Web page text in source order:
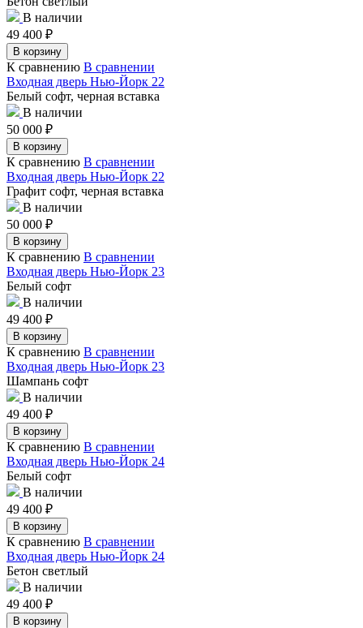
В наличии
49 400 ₽
В корзину
К сравнению В сравнении
Входная дверь Нью-Йорк 22
Белый софт, черная вставка
В наличии
50 000 ₽
В корзину
К сравнению В сравнении
Входная дверь Нью-Йорк 22
Графит софт, черная вставка
В наличии
50 000 ₽
В корзину
К сравнению В сравнении
Входная дверь Нью-Йорк 23
Белый софт
В наличии
49 400 ₽
В корзину
К сравнению В сравнении
Входная дверь Нью-Йорк 23
Шампань софт
В наличии
49 400 ₽
В корзину
К сравнению В сравнении
Входная дверь Нью-Йорк 24
Белый софт
В наличии
49 400 ₽
В корзину
К сравнению В сравнении
Входная дверь Нью-Йорк 24
Бетон светлый
В наличии
49 400 ₽
В корзину